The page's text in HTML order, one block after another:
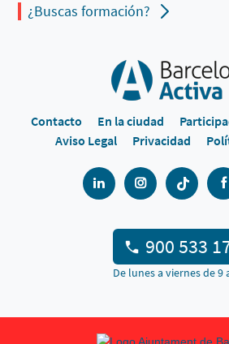
¿Buscas formación?
Contacto En la ciudad
Aviso Legal
Privacidad
900 533
De lunes a viernes de 9